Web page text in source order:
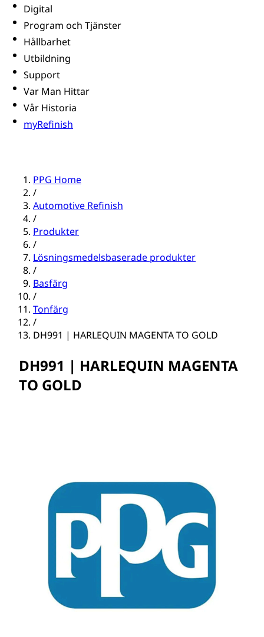
Digital
Program och Tjänster
Hållbarhet
Utbildning
Support
Var Man Hittar
Vår Historia
myRefinish
PPG Home
/
Automotive Refinish
/
Produkter
/
Lösningsmedelsbaserade produkter
/
Basfärg
/
Tonfärg
/
DH991 | HARLEQUIN MAGENTA TO GOLD
DH991 | HARLEQUIN MAGENTA
TO GOLD